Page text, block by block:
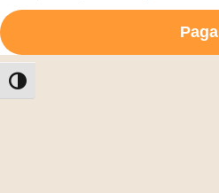
Alternar alto contraste
Paga